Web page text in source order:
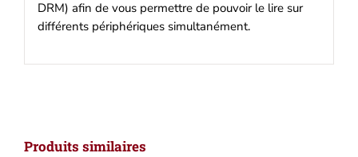
DRM) afin de vous permettre de pouvoir le lire sur
différents périphériques simultanément.
Produits similaires